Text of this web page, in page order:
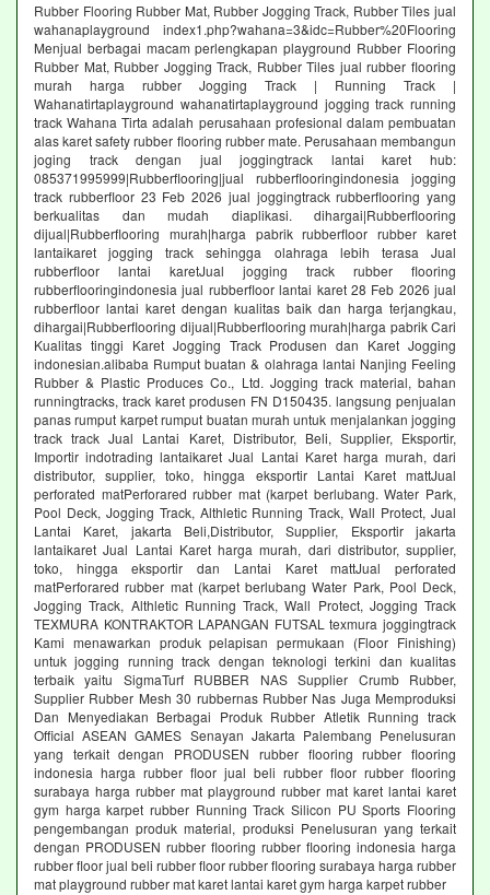
Rubber Flooring Rubber Mat, Rubber Jogging Track, Rubber Tiles jual
wahanaplayground index1.php?wahana=3&idc=Rubber%20Flooring
Menjual berbagai macam perlengkapan playground Rubber Flooring
Rubber Mat, Rubber Jogging Track, Rubber Tiles jual rubber flooring
murah harga rubber Jogging Track | Running Track |
Wahanatirtaplayground wahanatirtaplayground jogging track running
track Wahana Tirta adalah perusahaan profesional dalam pembuatan
alas karet safety rubber flooring rubber mate. Perusahaan membangun
joging track dengan jual joggingtrack lantai karet hub:
085371995999|Rubberflooring|jual rubberflooringindonesia jogging
track rubberfloor 23 Feb 2026 jual joggingtrack rubberflooring yang
berkualitas dan mudah diaplikasi. dihargai|Rubberflooring
dijual|Rubberflooring murah|harga pabrik rubberfloor rubber karet
lantaikaret jogging track sehingga olahraga lebih terasa Jual
rubberfloor lantai karetJual jogging track rubber flooring
rubberflooringindonesia jual rubberfloor lantai karet 28 Feb 2026 jual
rubberfloor lantai karet dengan kualitas baik dan harga terjangkau,
dihargai|Rubberflooring dijual|Rubberflooring murah|harga pabrik Cari
Kualitas tinggi Karet Jogging Track Produsen dan Karet Jogging
indonesian.alibaba Rumput buatan & olahraga lantai Nanjing Feeling
Rubber & Plastic Produces Co., Ltd. Jogging track material, bahan
runningtracks, track karet produsen FN D150435. langsung penjualan
panas rumput karpet rumput buatan murah untuk menjalankan jogging
track track Jual Lantai Karet, Distributor, Beli, Supplier, Eksportir,
Importir indotrading lantaikaret Jual Lantai Karet harga murah, dari
distributor, supplier, toko, hingga eksportir Lantai Karet mattJual
perforated matPerforared rubber mat (karpet berlubang. Water Park,
Pool Deck, Jogging Track, Althletic Running Track, Wall Protect, Jual
Lantai Karet, jakarta Beli,Distributor, Supplier, Eksportir jakarta
lantaikaret Jual Lantai Karet harga murah, dari distributor, supplier,
toko, hingga eksportir dan Lantai Karet mattJual perforated
matPerforared rubber mat (karpet berlubang Water Park, Pool Deck,
Jogging Track, Althletic Running Track, Wall Protect, Jogging Track
TEXMURA KONTRAKTOR LAPANGAN FUTSAL texmura joggingtrack
Kami menawarkan produk pelapisan permukaan (Floor Finishing)
untuk jogging running track dengan teknologi terkini dan kualitas
terbaik yaitu SigmaTurf RUBBER NAS Supplier Crumb Rubber,
Supplier Rubber Mesh 30 rubbernas Rubber Nas Juga Memproduksi
Dan Menyediakan Berbagai Produk Rubber Atletik Running track
Official ASEAN GAMES Senayan Jakarta Palembang Penelusuran
yang terkait dengan PRODUSEN rubber flooring rubber flooring
indonesia harga rubber floor jual beli rubber floor rubber flooring
surabaya harga rubber mat playground rubber mat karet lantai karet
gym harga karpet rubber Running Track Silicon PU Sports Flooring
pengembangan produk material, produksi Penelusuran yang terkait
dengan PRODUSEN rubber flooring rubber flooring indonesia harga
rubber floor jual beli rubber floor rubber flooring surabaya harga rubber
mat playground rubber mat karet lantai karet gym harga karpet rubber